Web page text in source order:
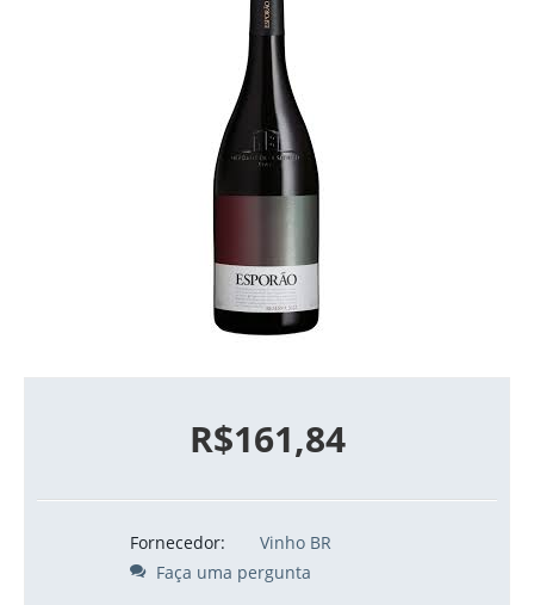
R$161,84
Fornecedor:
Vinho BR
Faça uma pergunta